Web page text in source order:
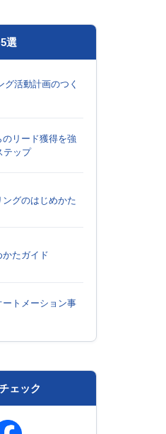
選
グ活動計画のつく
リード獲得を強
テップ
ングのはじめかた
かたガイド
トメーション事
ェック